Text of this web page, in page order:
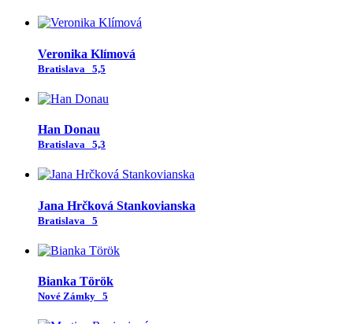
Veronika Klímová
Bratislava 5,5
Han Donau
Bratislava 5,3
Jana Hrčková Stankovianska
Bratislava 5
Bianka Török
Nové Zámky 5